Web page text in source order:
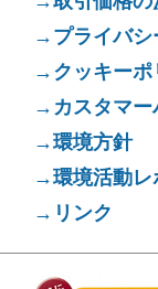
→プライバシ
→クッキーポ
→カスタマー
→環境方針
→環境活動レ
→リンク